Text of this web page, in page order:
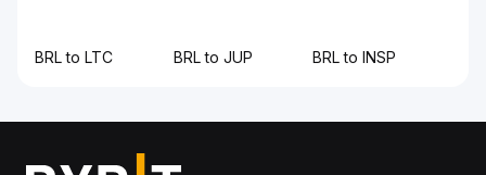
BRL to LTC BRL to JUP BRL to INSP